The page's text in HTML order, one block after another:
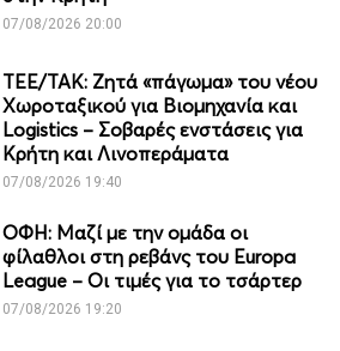
07/08/2026 20:00
ΤΕΕ/ΤΑΚ: Ζητά «πάγωμα» του νέου
Χωροταξικού για Βιομηχανία και
Logistics – Σοβαρές ενστάσεις για
Κρήτη και Λινοπεράματα
07/08/2026 19:40
ΟΦΗ: Μαζί με την ομάδα οι
φίλαθλοι στη ρεβάνς του Europa
League – Οι τιμές για το τσάρτερ
07/08/2026 19:20